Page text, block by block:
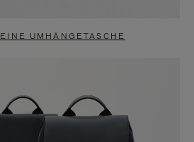
UMHÄNGETASCHE